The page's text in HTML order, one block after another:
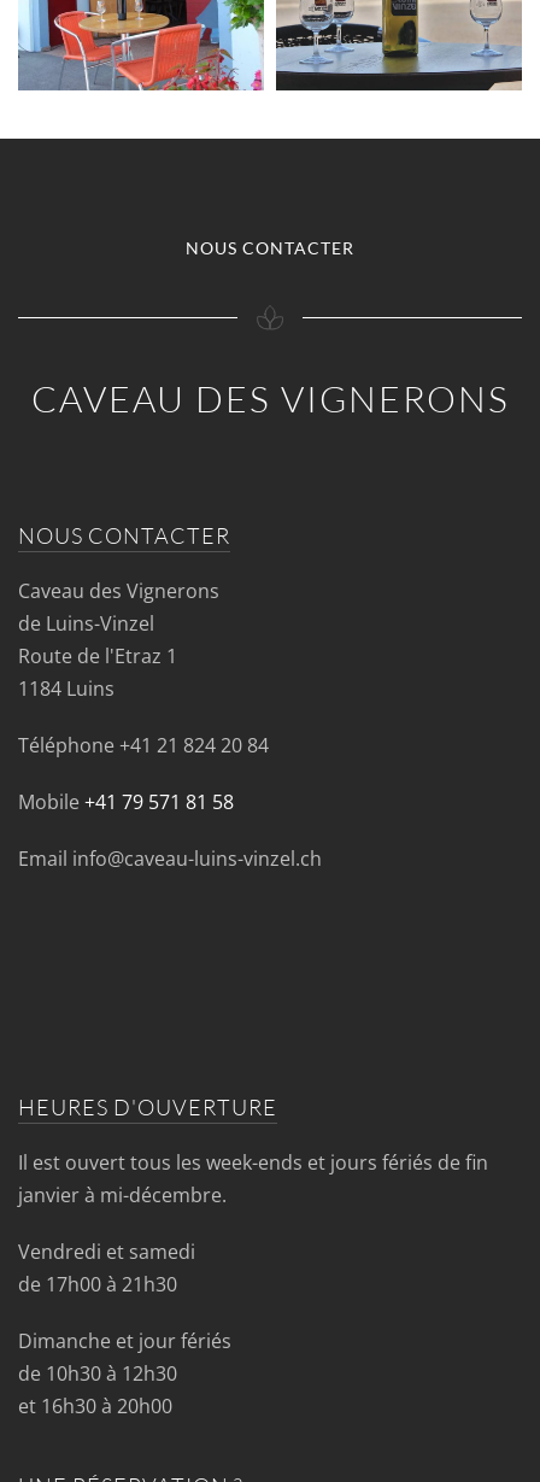
NOUS CONTACTER
CAVEAU DES VIGNERONS
NOUS CONTACTER
Caveau des Vignerons
de Luins-Vinzel
Route de l'Etraz 1
1184 Luins
Téléphone +41 21 824 20 84
Mobile +41 79 571 81 58
Email info@caveau-luins-vinzel.ch
HEURES D'OUVERTURE
Il est ouvert tous les week-ends et jours fériés de fin
janvier à mi-décembre.
Vendredi et samedi
de 17h00 à 21h30
Dimanche et jour fériés
de 10h30 à 12h30
et 16h30 à 20h00